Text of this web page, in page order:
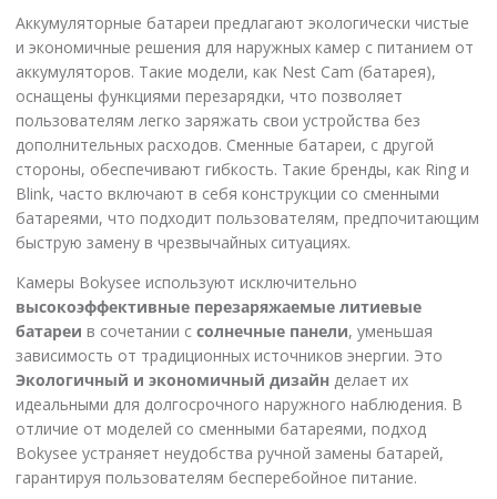
Аккумуляторные батареи предлагают экологически чистые
и экономичные решения для наружных камер с питанием от
аккумуляторов. Такие модели, как Nest Cam (батарея),
оснащены функциями перезарядки, что позволяет
пользователям легко заряжать свои устройства без
дополнительных расходов. Сменные батареи, с другой
стороны, обеспечивают гибкость. Такие бренды, как Ring и
Blink, часто включают в себя конструкции со сменными
батареями, что подходит пользователям, предпочитающим
быструю замену в чрезвычайных ситуациях.
Камеры Bokysee используют исключительно
высокоэффективные перезаряжаемые литиевые
батареи в сочетании с солнечные панели, уменьшая
зависимость от традиционных источников энергии. Это
Экологичный и экономичный дизайн делает их
идеальными для долгосрочного наружного наблюдения. В
отличие от моделей со сменными батареями, подход
Bokysee устраняет неудобства ручной замены батарей,
гарантируя пользователям бесперебойное питание.